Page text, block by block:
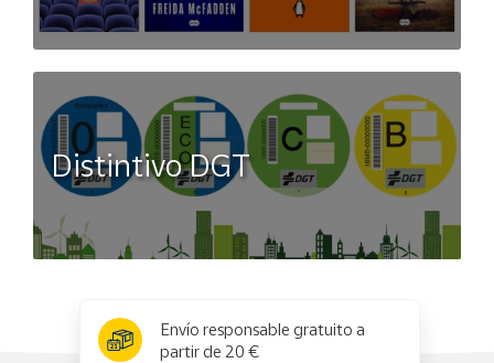
Distintivo DGT
Envío responsable gratuito a
partir de 20 €